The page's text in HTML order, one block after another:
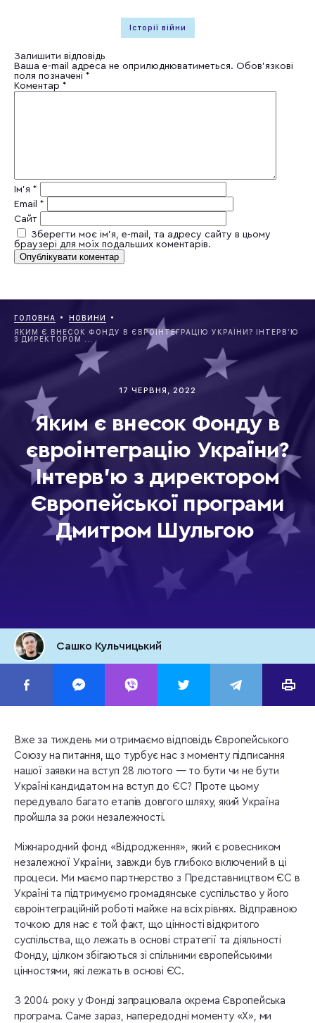
Історії війни
Залишити відповідь
Ваша e-mail адреса не оприлюднюватиметься. Обов’язкові
поля позначені *
Коментар *
Ім'я *
Email *
Сайт
Зберегти моє ім'я, e-mail, та адресу сайту в цьому
браузері для моїх подальших коментарів.
ГОЛОВНА
НОВИНИ
ЯКИМ Є ВНЕСОК ФОНДУ В ЄВРОІНТЕГРАЦІЮ УКРАЇНИ? ІНТЕРВ’Ю
З ДИРЕКТОРОМ ...
17 ЧЕРВНЯ, 2022
Яким є внесок Фонду в
євроінтеграцію України?
Інтерв’ю з директором
Європейської програми
Дмитром Шульгою
Сашко Кульчицький
Вже за тиждень ми отримаємо відповідь Європейського
Союзу на питання, що турбує нас з моменту підписання
нашої заявки на вступ 28 лютого — то бути чи не бути
Україні кандидатом на вступ до ЄС? Проте цьому
передувало багато етапів довгого шляху, який Україна
пройшла за роки незалежності.
Міжнародний фонд «Відродження», який є ровесником
незалежної України, завжди був глибоко включений в ці
процеси. Ми маємо партнерство з Представництвом ЄС в
Україні та підтримуємо громадянське суспільство у його
євроінтеграційній роботі майже на всіх рівнях. Відправною
точкою для нас є той факт, що цінності відкритого
суспільства, що лежать в основі стратегії та діяльності
Фонду, цілком збігаються зі спільними європейськими
цінностями, які лежать в основі ЄС.
З 2004 року у Фонді запрацювала окрема Європейська
програма. Саме зараз, напередодні моменту «Х», ми